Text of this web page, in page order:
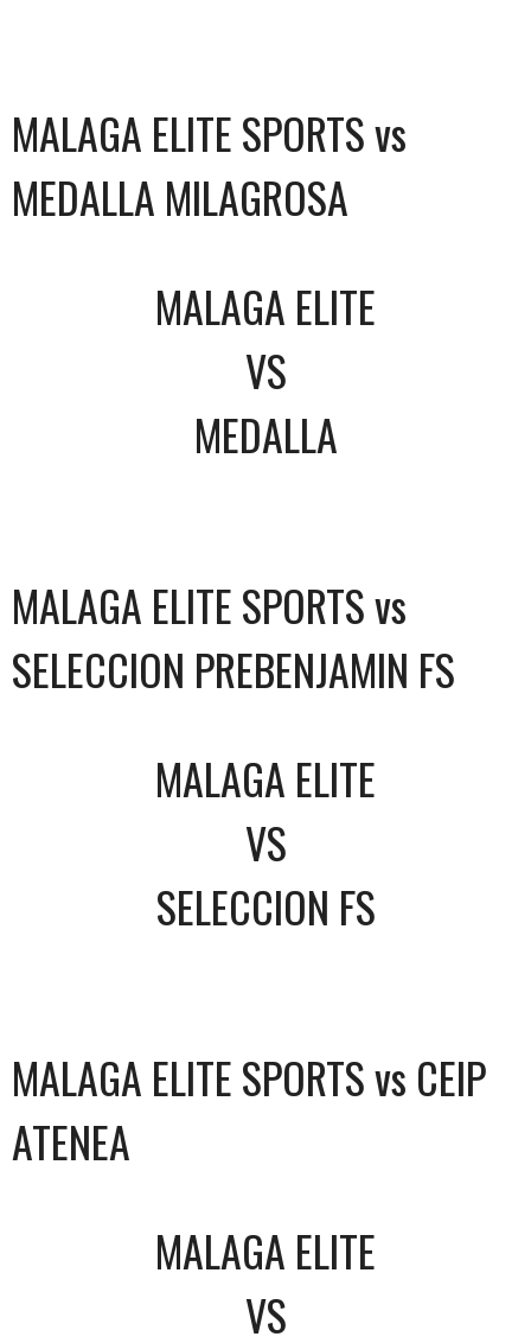
MALAGA ELITE SPORTS vs
MEDALLA MILAGROSA
MALAGA ELITE
VS
MEDALLA
MALAGA ELITE SPORTS vs
SELECCION PREBENJAMIN FS
MALAGA ELITE
VS
SELECCION FS
MALAGA ELITE SPORTS vs CEIP
ATENEA
MALAGA ELITE
VS